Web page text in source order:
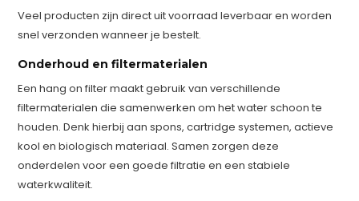
Veel producten zijn direct uit voorraad leverbaar en worden
snel verzonden wanneer je bestelt.
Onderhoud en filtermaterialen
Een hang on filter maakt gebruik van verschillende
filtermaterialen die samenwerken om het water schoon te
houden. Denk hierbij aan spons, cartridge systemen, actieve
kool en biologisch materiaal. Samen zorgen deze
onderdelen voor een goede filtratie en een stabiele
waterkwaliteit.